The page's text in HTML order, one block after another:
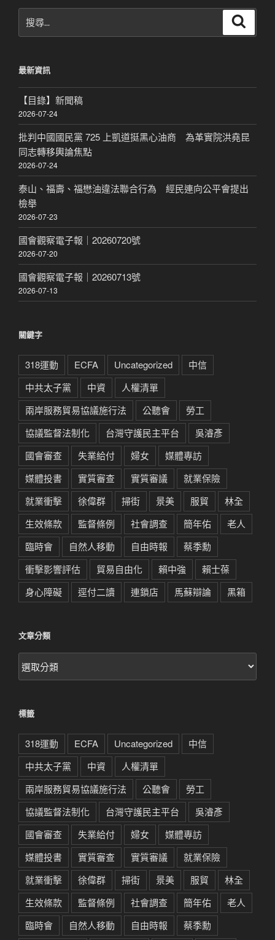
尋
字:
最新資訊
【目錄】新聞稿
2026-07-24
批判中國國民黨 725 上凱道挺黑心油商 為革實院洪堯昆
同志轉移輿論焦點
2026-07-24
泰山、福壽、福懋油違法聯合行為 經民連向公平會提出
檢舉
2026-07-23
國會觀察電子報｜20260720號
2026-07-20
國會觀察電子報｜20260713號
2026-07-13
關鍵字
318運動 ECFA Uncategorized
中信
中共太子黨
中資
人權清單
兩岸服務貿易協議施行法
公聽會
勞工
協議監督法制化
台灣守護民主平台
吳濬彥
國會審查
失業給付 婦女
媒體專訪
媒體投書
實質審查 實質審議
就業保險
就業衝擊
徐偉群 掃街 景美 服貿
林全
生效條款
監督條例 社會調查 簡年佑
老人
臨時會
自然人移動 自由時報
蔡季勳
衝擊影響評估
貿易自由化 賴中強
賴士葆
身心障礙
逕付二讀 連鎖店 馬蘇辯論 黑箱
文章分類
文
章
標籤
318運動 ECFA Uncategorized
中信
中共太子黨
中資
人權清單
兩岸服務貿易協議施行法
公聽會
勞工
協議監督法制化
台灣守護民主平台
吳濬彥
國會審查
失業給付 婦女
媒體專訪
媒體投書
實質審查 實質審議
就業保險
就業衝擊
徐偉群 掃街 景美 服貿
林全
生效條款
監督條例 社會調查 簡年佑
老人
臨時會
自然人移動 自由時報 蔡季勳